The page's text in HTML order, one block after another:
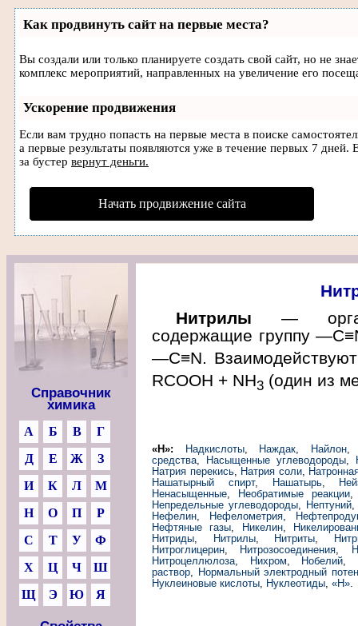
Как продвинуть сайт на первые места?
Вы создали или только планируете создать свой сайт, но не
комплекс мероприятий, направленных на увеличение его
Ускорение продвижения
Если вам трудно попасть на первые места в поиске
а первые результаты появляются уже в течение первых 7
за бустер вернут деньги.
Начать продвижение сайта
Справочник
химика
А Б В
Г
Д
Е Ж
З
И
К Л
М
Н
О П
Р
С
Т У
Ф
Х
Ц Ч
Ш
Щ
Э Ю Я
Нитрилы —
содержащие группу
—C≡N.
RCOOH + NH3 (один из
«Н»: Надкислоты, Наждак, Найлон
средства, Насыщенные углеводороды,
Натрия перекись, Натрия соли,
Нашатырный спирт, Нашатырь,
Ненасыщенные, Необратимые реакции
Непредельные углеводороды, Нептуний
Нефелин, Нефелометрия,
Нефтяные газы, Никелин,
Нитриды, Нитрилы, Нитриты,
Нитроглицерин, Нитрозосоединения,
Нитроцеллюлоза, Нихром, Нобелий,
раствор, Нормальный электродный
Нуклеиновые кислоты, Нуклеотиды, «Н».